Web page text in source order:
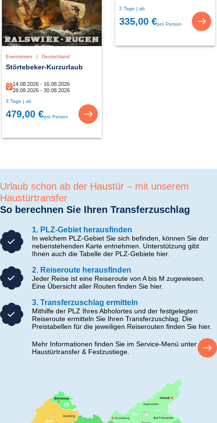
Eventreisen | Deutschland
Störtebeker-Kurzurlaub
14.08.2026 - 16.08.2026
28.08.2026 - 30.08.2026
3 Tage | ab
479,00 €pro Person
2 Tage | ab
335,00 €pro Person
Urlaub schon ab der Haustür – mit unserem
Haustürtransfer
So berechnen Sie Ihren Transferzuschlag
1. PLZ-Gebiet herausfinden
In welchem PLZ-Gebiet Sie sich befinden, können Sie der
nebenstehenden Karte entnehmen. Unterstützung gibt
Ihnen auch die Tabelle der PLZ-Gebiete hier.
2. Reiseroute herausfinden
Jeder Reise ist eine Reiseroute von A bis M zugewiesen.
Eine Übersicht aller Routen finden Sie hier.
3. Transferzuschlag ermitteln
Mithilfe der PLZ Ihres Abholortes und der festgelegten
Reiseroute ermitteln Sie Ihren Transferzuschlag. Die
Preistabellen für die jeweiligen Reiserouten finden Sie hier.
Mehr Informationen finden Sie im Service-Menü unter
Haustürtransfer & Festzustiege.